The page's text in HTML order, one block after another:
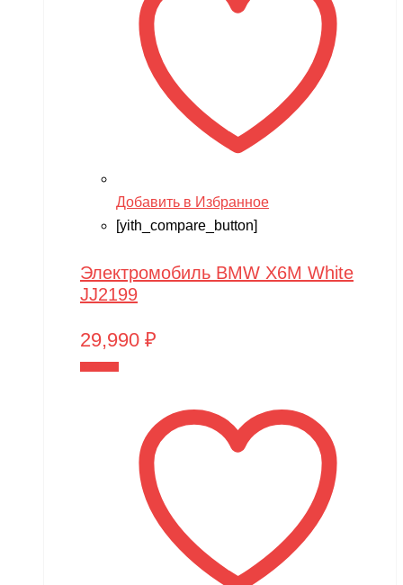
Добавить в Избранное
[yith_compare_button]
Электромобиль BMW X6M White
JJ2199
29,990 ₽